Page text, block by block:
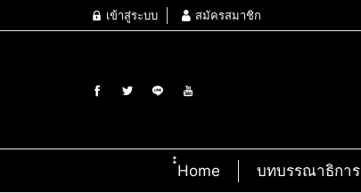
เข้าสู่ระบบ สมัครสมาชิก
๋๋Home บทบรรณาธิการ